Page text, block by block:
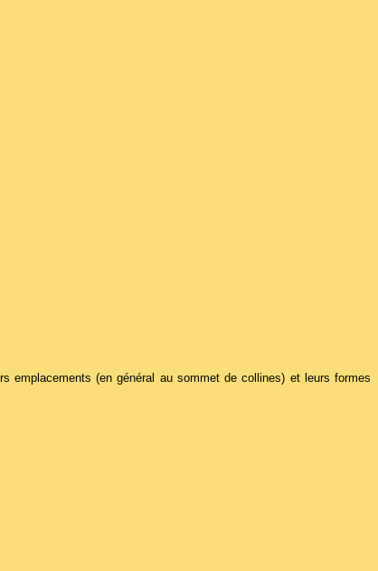
emplacements (en général au sommet de collines) et leurs formes